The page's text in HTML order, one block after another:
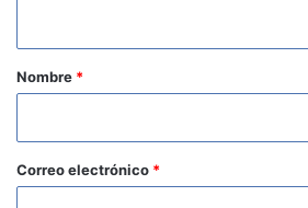
r
o
*
Nombre *
Correo electrónico *